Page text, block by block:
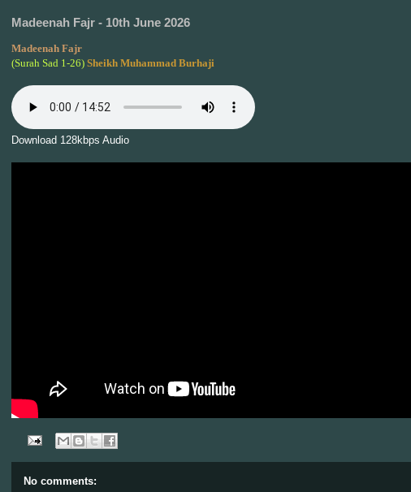
Madeenah Fajr - 10th June 2026
Madeenah Fajr
(Surah Sad 1-26) Sheikh Muhammad Burhaji
Download 128kbps Audio
No comments: